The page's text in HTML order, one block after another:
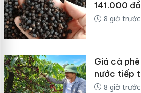
141.000
8 giờ trước
Giá cà
nước tiếp
8 giờ trước